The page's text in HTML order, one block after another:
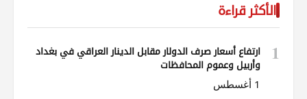
الأكثر قراءة
1
ارتفاع أسعار صرف الدولار مقابل الدينار العراقي في بغداد
وأربيل وعموم المحافظات
1 أغسطس